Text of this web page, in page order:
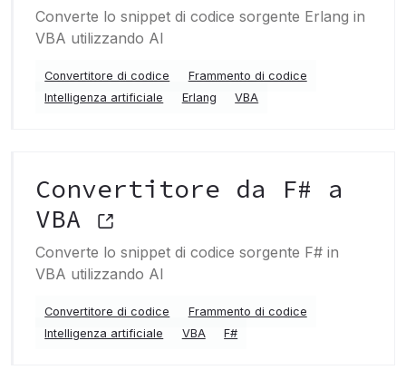
Converte lo snippet di codice sorgente Erlang in
VBA utilizzando AI
Convertitore di codice
Frammento di codice
Intelligenza artificiale
Erlang VBA
Convertitore da F# a
VBA
Converte lo snippet di codice sorgente F# in
VBA utilizzando AI
Convertitore di codice
Frammento di codice
Intelligenza artificiale
VBA F#